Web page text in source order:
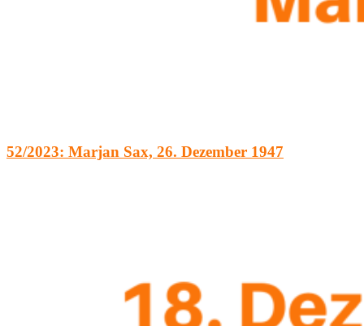
52/2023: Marjan Sax, 26. Dezember 1947